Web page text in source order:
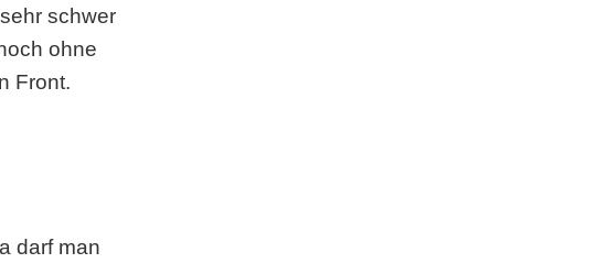
schwer
ohne
Front.
darf man